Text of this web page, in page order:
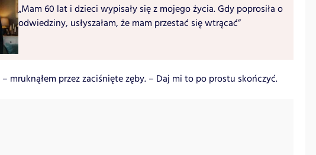
„Mam 60 lat i dzieci wypisały się z mojego życia. Gdy poprosiła o
odwiedziny, usłyszałam, że mam przestać się wtrącać”
– mruknąłem przez zaciśnięte zęby. – Daj mi to po prostu skończyć.